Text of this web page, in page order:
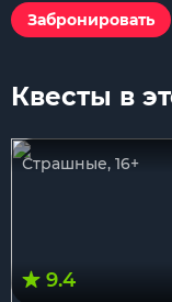
Забронировать
Квесты в
Страшные, 16+
9.4